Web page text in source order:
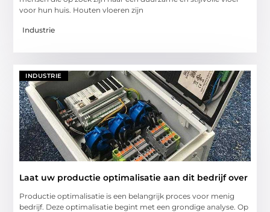
voor hun huis. Houten vloeren zijn
Industrie
INDUSTRIE
Laat uw productie optimalisatie aan dit bedrijf over
Productie optimalisatie is een belangrijk proces voor menig
bedrijf. Deze optimalisatie begint met een grondige analyse. Op